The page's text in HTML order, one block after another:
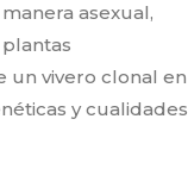
asexual,
un vivero clonal en
y cualidades